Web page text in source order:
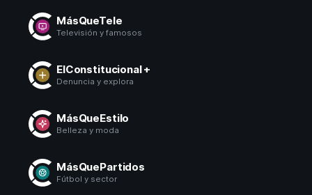
MásQueTele
Televisión y famosos
ElConstitucional +
Denuncia y explora
MásQueEstilo
Belleza y moda
MásQuePartidos
Fútbol y sector